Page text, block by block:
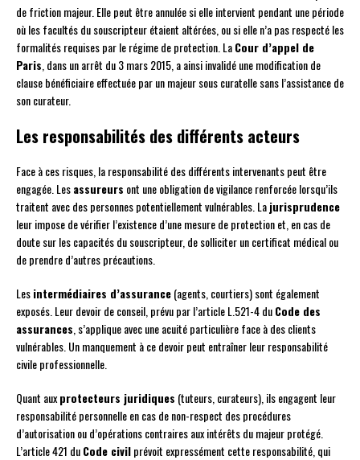
de friction majeur. Elle peut être annulée si elle intervient pendant une période
où les facultés du souscripteur étaient altérées, ou si elle n’a pas respecté les
formalités requises par le régime de protection. LaCour d’appel de
Paris , dans un arrêt du 3 mars 2015, a ainsi invalidé une modification de
clause bénéficiaire effectuée par un majeur sous curatelle sans l’assistance de
son curateur.
Les responsabilités des différents acteurs
Face à ces risques, la responsabilité des différents intervenants peut être
engagée. Lesassureurs ont une obligation de vigilance renforcée lorsqu’ils
traitent avec des personnes potentiellement vulnérables. Lajurisprudence
leur impose de vérifier l’existence d’une mesure de protection et, en cas de
doute sur les capacités du souscripteur, de solliciter un certificat médical ou
de prendre d’autres précautions.
Lesintermédiaires d’assurance(agents, courtiers) sont également
exposés. Leur devoir de conseil, prévu par l’article L.521-4 duCode des
assurances , s’applique avec une acuité particulière face à des clients
vulnérables. Un manquement à ce devoir peut entraîner leur responsabilité
civile professionnelle.
Quant auxprotecteurs juridiques (tuteurs, curateurs), ils engagent leur
responsabilité personnelle en cas de non-respect des procédures
d’autorisation ou d’opérations contraires aux intérêts du majeur protégé.
L’article 421 duCode civilprévoit expressément cette responsabilité, qui